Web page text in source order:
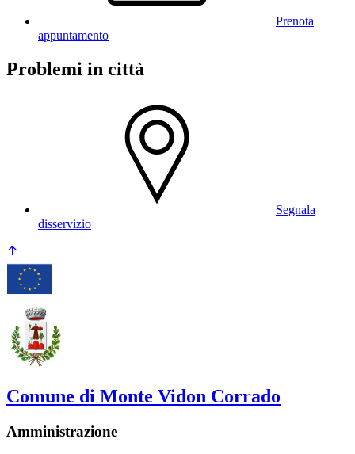
Prenota
appuntamento
Problemi in città
Segnala
disservizio
Comune di Monte Vidon Corrado
Amministrazione